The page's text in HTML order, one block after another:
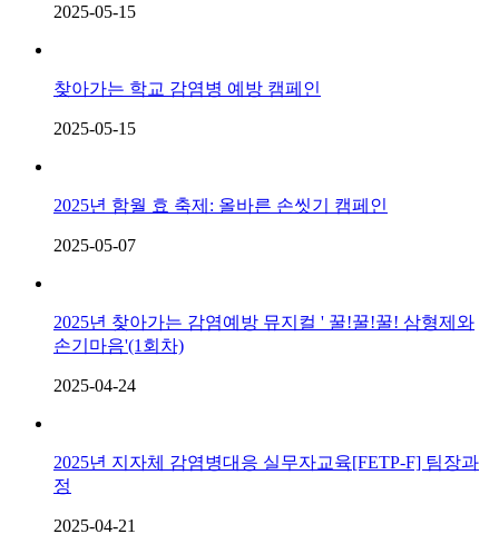
2025-05-15
찾아가는 학교 감염병 예방 캠페인
2025-05-15
2025년 함월 효 축제: 올바른 손씻기 캠페인
2025-05-07
2025년 찾아가는 감염예방 뮤지컬 ' 꿀!꿀!꿀! 삼형제와
손기마음'(1회차)
2025-04-24
2025년 지자체 감염병대응 실무자교육[FETP-F] 팀장과
정
2025-04-21